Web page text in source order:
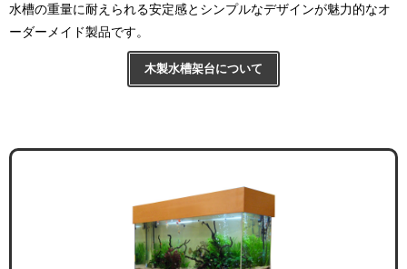
水槽の重量に耐えられる安定感とシンプルなデザインが魅力的なオ
ーダーメイド製品です。
木製水槽架台について